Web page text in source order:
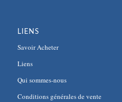
LIENS
Savoir Acheter
Liens
Qui sommes-nous
Conditions générales de vente